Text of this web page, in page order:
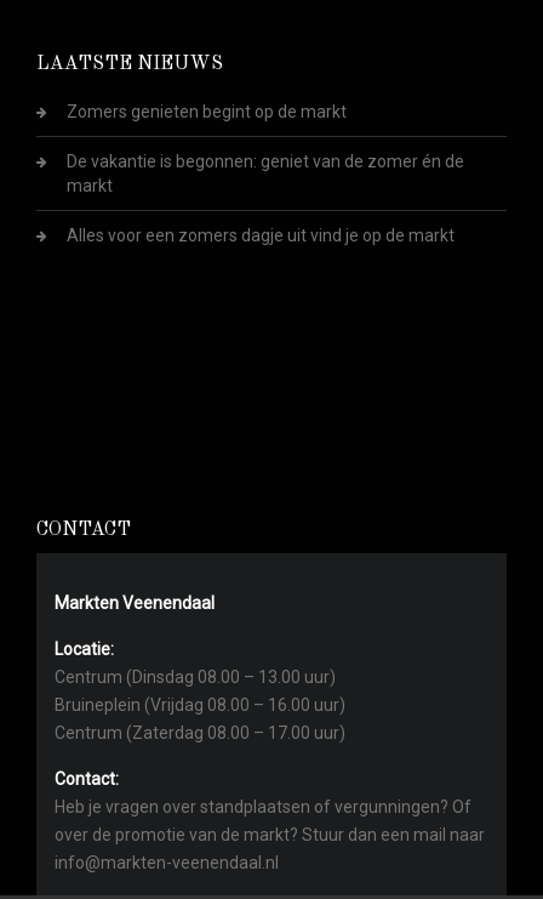
LAATSTE NIEUWS
Zomers genieten begint op de markt
De vakantie is begonnen: geniet van de zomer én de
markt
Alles voor een zomers dagje uit vind je op de markt
CONTACT
Markten Veenendaal
Locatie:
Centrum (Dinsdag 08.00 – 13.00 uur)
Bruineplein (Vrijdag 08.00 – 16.00 uur)
Centrum (Zaterdag 08.00 – 17.00 uur)
Contact:
Heb je vragen over standplaatsen of vergunningen? Of
over de promotie van de markt? Stuur dan een mail naar
info@markten-veenendaal.nl